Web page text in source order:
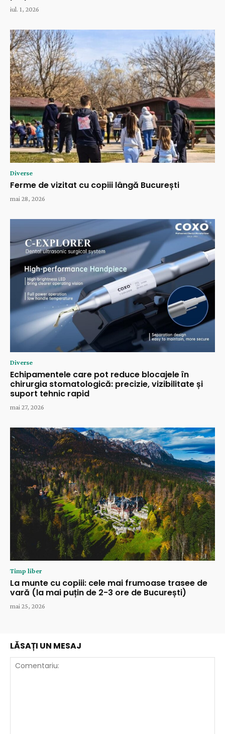
iul. 1, 2026
Diverse
Ferme de vizitat cu copiii lângă București
mai 28, 2026
Diverse
Echipamentele care pot reduce blocajele în
chirurgia stomatologică: precizie, vizibilitate și
suport tehnic rapid
mai 27, 2026
Timp liber
La munte cu copiii: cele mai frumoase trasee de
vară (la mai puțin de 2-3 ore de București)
mai 25, 2026
LĂSAȚI UN MESAJ